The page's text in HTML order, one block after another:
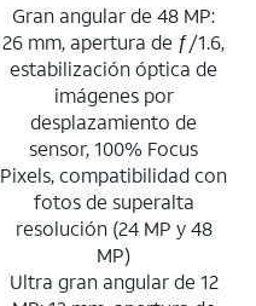
Gran angular de 48 MP:
26 mm, apertura de ƒ/1.6,
estabilización óptica de
imágenes por
desplazamiento de
sensor, 100% Focus
Pixels, compatibilidad con
fotos de superalta
resolución (24 MP y 48
MP)
Ultra gran angular de 12